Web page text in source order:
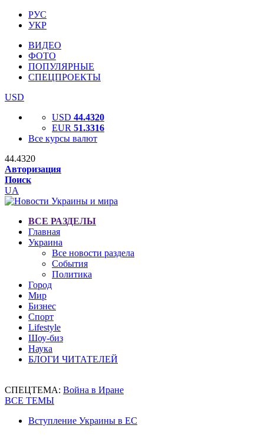
РУС
УКР
ВИДЕО
ФОТО
ПОПУЛЯРНЫЕ
СПЕЦПРОЕКТЫ
USD
USD 44.4320
EUR 51.3316
Все курсы валют
44.4320
Авторизация
Поиск
UA
ВСЕ РАЗДЕЛЫ
Главная
Украина
Все новости раздела
События
Политика
Город
Мир
Бизнес
Спорт
Lifestyle
Шоу-биз
Наука
БЛОГИ ЧИТАТЕЛЕЙ
СПЕЦТЕМА: Война в Иране
ВСЕ ТЕМЫ
Вступление Украины в ЕС